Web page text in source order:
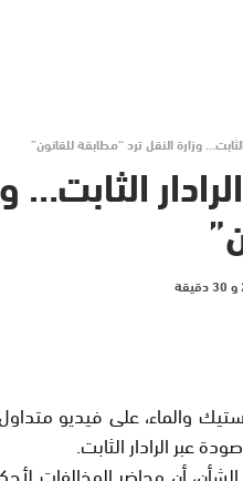
وزارة النقل ترد “مطابقة للقانون”
الثابت…
والماء، على فيديو
عبر الرادار الثابت.
أن محاضر المخالفات